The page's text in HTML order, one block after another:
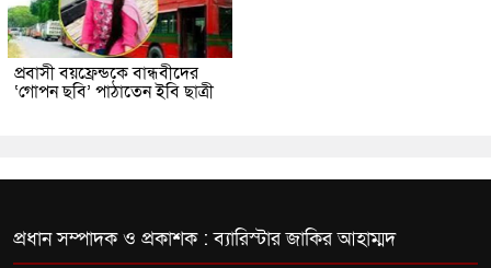
প্রবাসী বয়ফ্রেন্ডকে বান্ধবীদের
‘গোপন ছবি’ পাঠাতেন ইবি ছাত্রী
প্রধান সম্পাদক ও প্রকাশক : ব্যারিস্টার জাকির আহাম্মদ